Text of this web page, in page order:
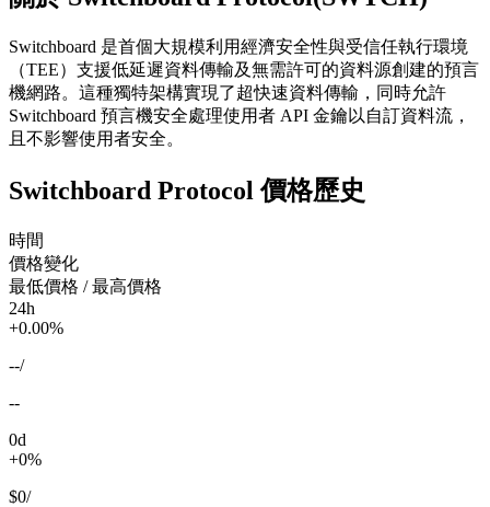
Switchboard 是首個大規模利用經濟安全性與受信任執行環境
（TEE）支援低延遲資料傳輸及無需許可的資料源創建的預言
機網路。這種獨特架構實現了超快速資料傳輸，同時允許
Switchboard 預言機安全處理使用者 API 金鑰以自訂資料流，
且不影響使用者安全。
Switchboard Protocol 價格歷史
時間
價格變化
最低價格 / 最高價格
24h
+0.00%
--/
--
0d
+0%
$0/